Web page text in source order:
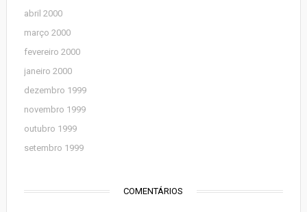
abril 2000
março 2000
fevereiro 2000
janeiro 2000
dezembro 1999
novembro 1999
outubro 1999
setembro 1999
COMENTÁRIOS